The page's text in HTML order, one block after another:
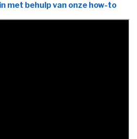
met behulp van onze how-to